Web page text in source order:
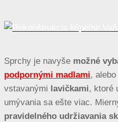
Sprchy je navyše možné
podpornými madlami,
vstavanými lavičkami, ktoré
umývania sa ešte viac.
pravidelného udržiavania